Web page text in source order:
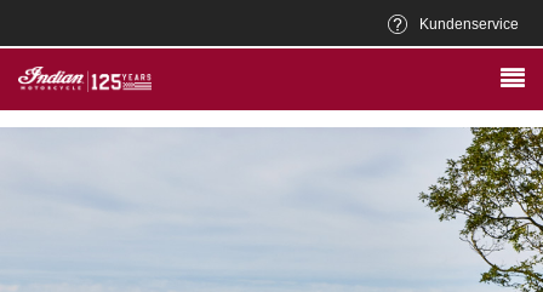
Kundenservice